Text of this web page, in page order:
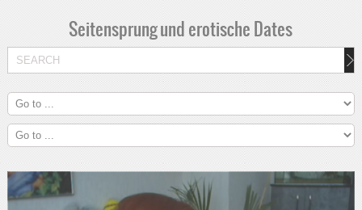
Seitensprung und erotische Dates